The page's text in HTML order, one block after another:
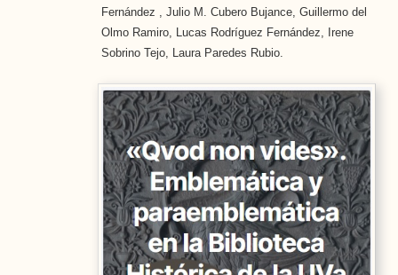
Fernández , Julio M. Cubero Bujance, Guillermo del
Olmo Ramiro, Lucas Rodríguez Fernández, Irene
Sobrino Tejo, Laura Paredes Rubio.